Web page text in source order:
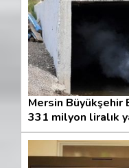
Mersin Büyükşehir
331 milyon liralık